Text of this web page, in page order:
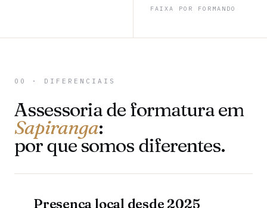
FAIXA POR FORMANDO
00 · DIFERENCIAIS
Assessoria de formatura em
Sapiranga:
por que somos diferentes.
Presença local desde 2025